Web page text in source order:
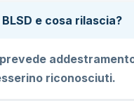
e cosa rilascia?
riconosciuti.